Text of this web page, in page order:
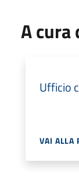
A cura
Ufficio
VAI ALLA